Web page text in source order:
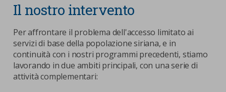
Il nostro intervento
Per affrontare il problema dell'accesso limitato ai
servizi di base della popolazione siriana, e in
continuità con i nostri programmi precedenti, stiamo
lavorando in due ambiti principali, con una serie di
attività complementari: